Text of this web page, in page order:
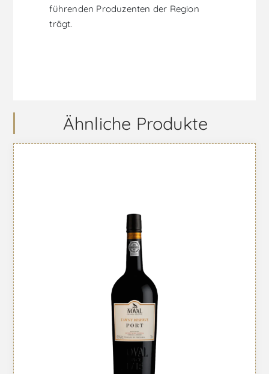
führenden Produzenten der Region
trägt.
Ähnliche Produkte